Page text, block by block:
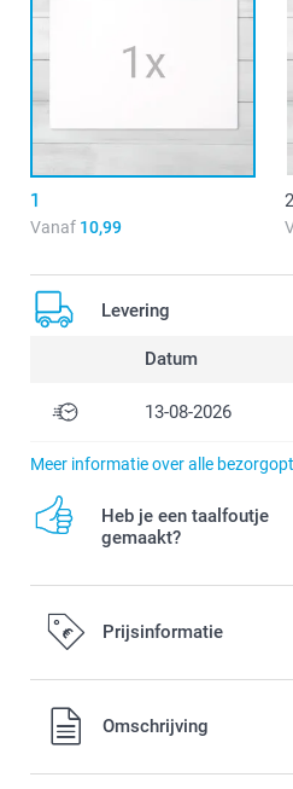
1
Vanaf 10,99
2
Levering
Datum
13-08-2026
Meer informatie over alle
Heb je een taalfoutje
gemaakt?
Prijsinformatie
Alle prijzen zijn in EURO (€)
verzendkosten.Omschrijving